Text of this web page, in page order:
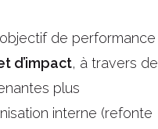
de performance
d’impact, à travers de
plus
interne (refonte